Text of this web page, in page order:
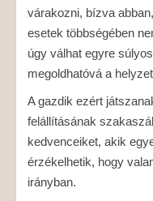
várakozni, bízva
esetek többségében
úgy válhat egyre
megoldhatóvá a
A gazdik ezért
felállításának
kedvenceiket, akik
érzékelhetik, hogy
irányban.